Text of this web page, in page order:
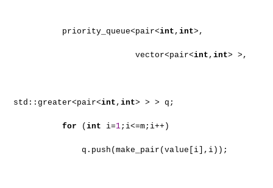
priority_queue<pair<int , int>,
vector<pair<int , int> >,
std::greater<pair<int , int> > > q;
for ( int i=1;i<=m;i++)
q.push(make_pair(value[i],i));